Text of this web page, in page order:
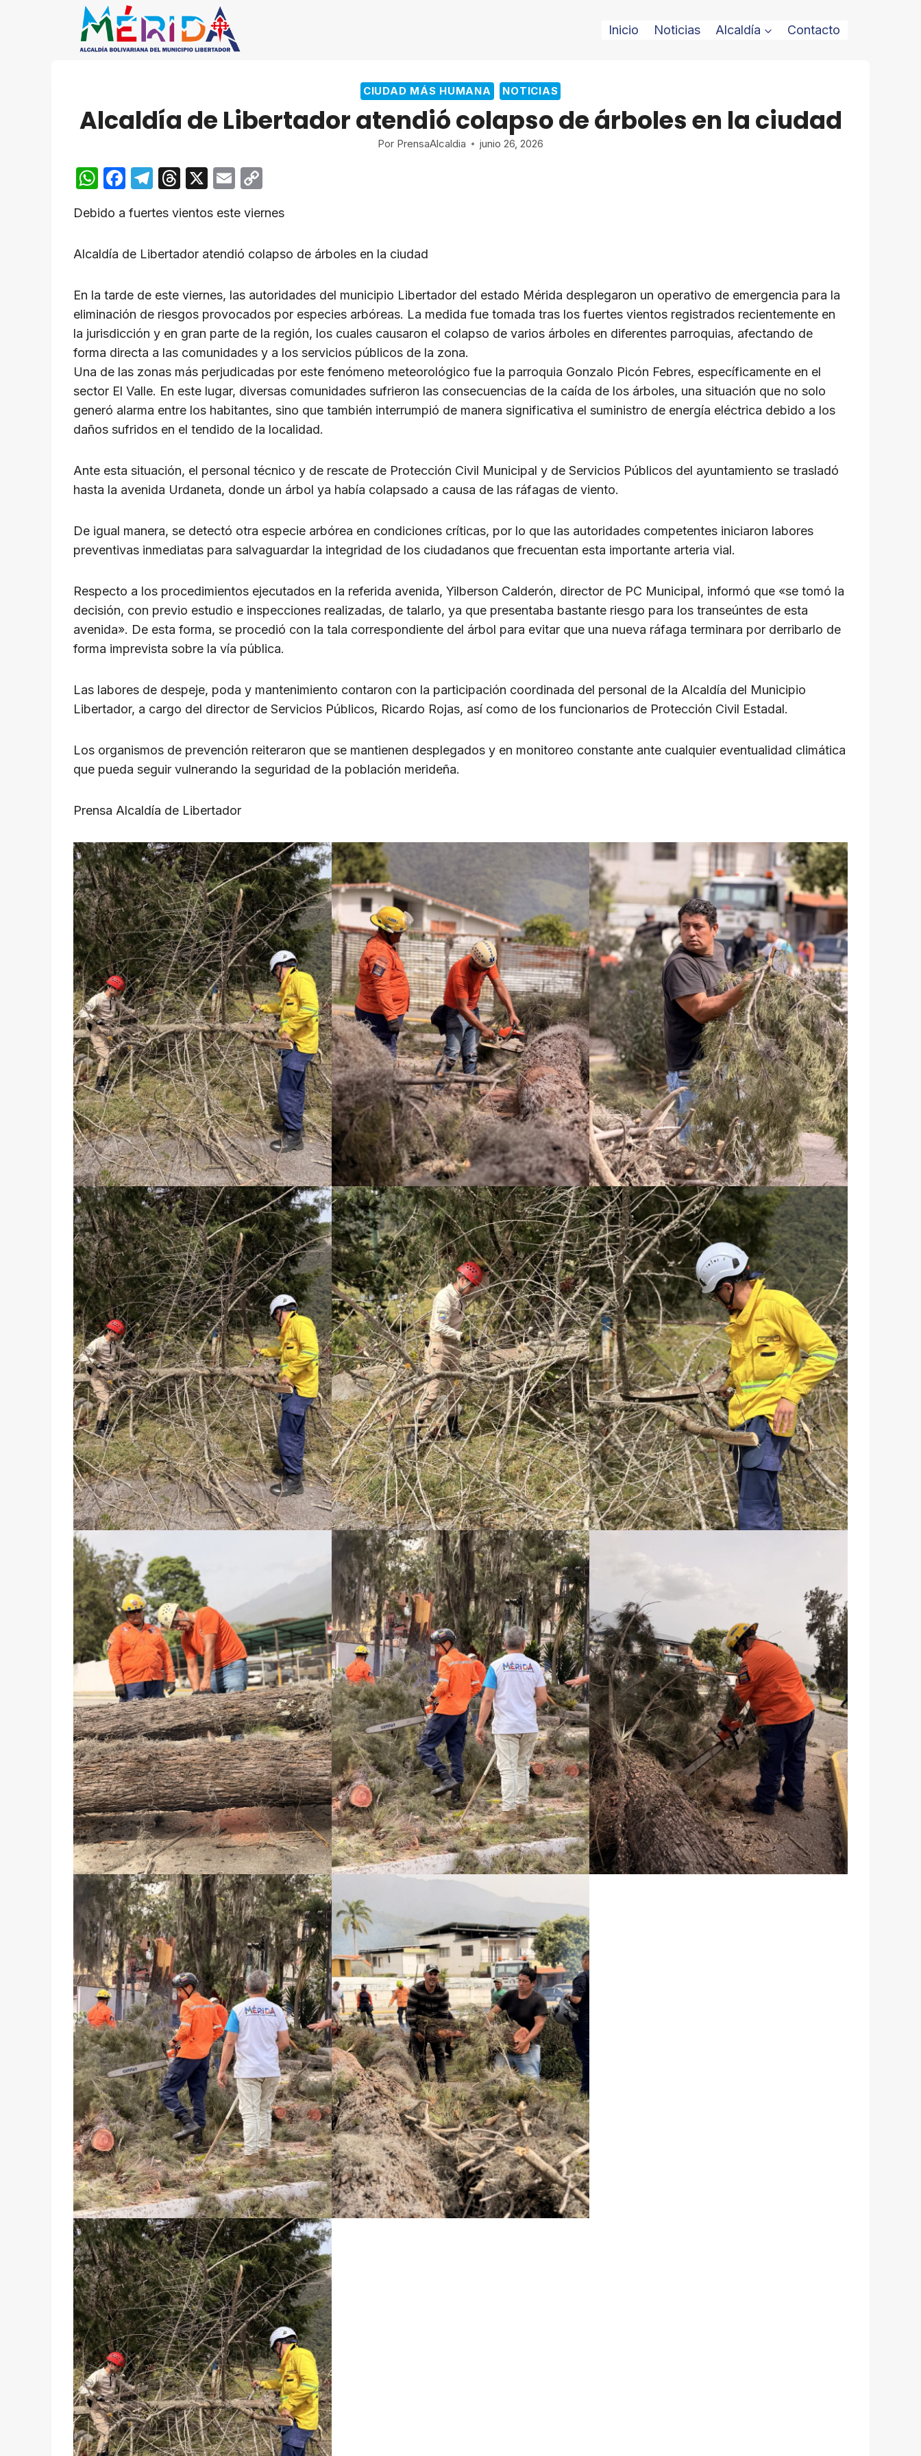
Inicio Noticias Alcaldía Contacto
CIUDAD MÁS HUMANA NOTICIAS
Alcaldía de Libertador atendió colapso de árboles en la ciudad
Por PrensaAlcaldia junio 26, 2026
W
at
s
A
p
p
F
c
e
b
o
o
k
T
e
gr
a
m
T
e
a
d
s
X
E
ail p
y
Li
n
k
Debido a fuertes vientos este viernes
Alcaldía de Libertador atendió colapso de árboles en la ciudad
En la tarde de este viernes, las autoridades del municipio Libertador del estado Mérida desplegaron un operativo de emergencia para la
eliminación de riesgos provocados por especies arbóreas. La medida fue tomada tras los fuertes vientos registrados recientemente en
la jurisdicción y en gran parte de la región, los cuales causaron el colapso de varios árboles en diferentes parroquias, afectando de
forma directa a las comunidades y a los servicios públicos de la zona.
Una de las zonas más perjudicadas por este fenómeno meteorológico fue la parroquia Gonzalo Picón Febres, específicamente en el
sector El Valle. En este lugar, diversas comunidades sufrieron las consecuencias de la caída de los árboles, una situación que no solo
generó alarma entre los habitantes, sino que también interrumpió de manera significativa el suministro de energía eléctrica debido a los
daños sufridos en el tendido de la localidad.
Ante esta situación, el personal técnico y de rescate de Protección Civil Municipal y de Servicios Públicos del ayuntamiento se trasladó
hasta la avenida Urdaneta, donde un árbol ya había colapsado a causa de las ráfagas de viento.
De igual manera, se detectó otra especie arbórea en condiciones críticas, por lo que las autoridades competentes iniciaron labores
preventivas inmediatas para salvaguardar la integridad de los ciudadanos que frecuentan esta importante arteria vial.
Respecto a los procedimientos ejecutados en la referida avenida, Yilberson Calderón, director de PC Municipal, informó que «se tomó la
decisión, con previo estudio e inspecciones realizadas, de talarlo, ya que presentaba bastante riesgo para los transeúntes de esta
avenida». De esta forma, se procedió con la tala correspondiente del árbol para evitar que una nueva ráfaga terminara por derribarlo de
forma imprevista sobre la vía pública.
Las labores de despeje, poda y mantenimiento contaron con la participación coordinada del personal de la Alcaldía del Municipio
Libertador, a cargo del director de Servicios Públicos, Ricardo Rojas, así como de los funcionarios de Protección Civil Estadal.
Los organismos de prevención reiteraron que se mantienen desplegados y en monitoreo constante ante cualquier eventualidad climática
que pueda seguir vulnerando la seguridad de la población merideña.
Prensa Alcaldía de Libertador